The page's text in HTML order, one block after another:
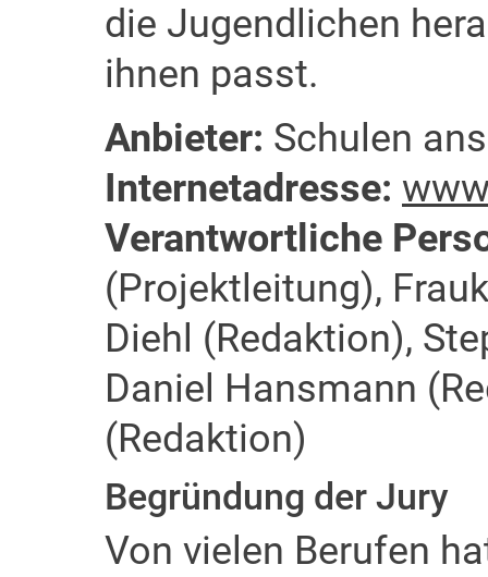
die Jugendlichen
ihnen passt.
Anbieter: Schulen
Internetadresse:
Verantwortliche
(Projektleitung),
Diehl (Redaktion),
Daniel Hansmann
(Redaktion)
Begründung der Jury
Von vielen Berufen